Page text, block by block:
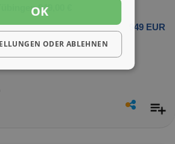
949,00 €
949 EUR
OK
ODER ABLEHNEN